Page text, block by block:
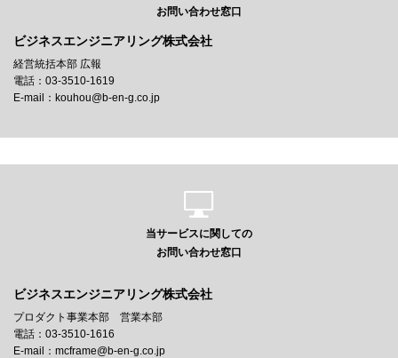
お問い合わせ窓口
ビジネスエンジニアリング株式会社
経営統括本部 広報
電話：03-3510-1619
E-mail：kouhou@b-en-g.co.jp
当サービスに関しての
お問い合わせ窓口
ビジネスエンジニアリング株式会社
プロダクト事業本部 営業本部
電話：03-3510-1616
E-mail：mcframe@b-en-g.co.jp